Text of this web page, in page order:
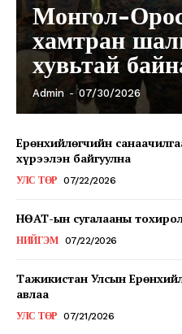
Монгол-
хамтран
хувьтай
Admin - 07/30/2026
Ерөнхийлөгчийн
хүрээлэн байгуулна
УЛС ТӨР 07/22/2026
НӨАТ-ын сугалааны
НИЙГЭМ 07/22/2026
Тажикистан Улсын
авлаа
УЛС ТӨР 07/21/2026